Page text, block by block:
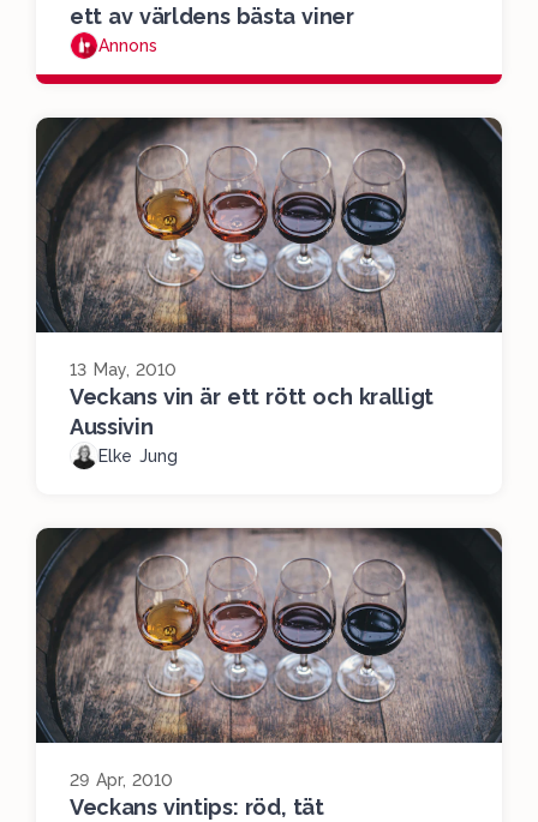
ett av världens bästa viner
Annons
13 May, 2010
Veckans vin är ett rött och kralligt
Aussivin
Elke Jung
29 Apr, 2010
Veckans vintips: röd, tät